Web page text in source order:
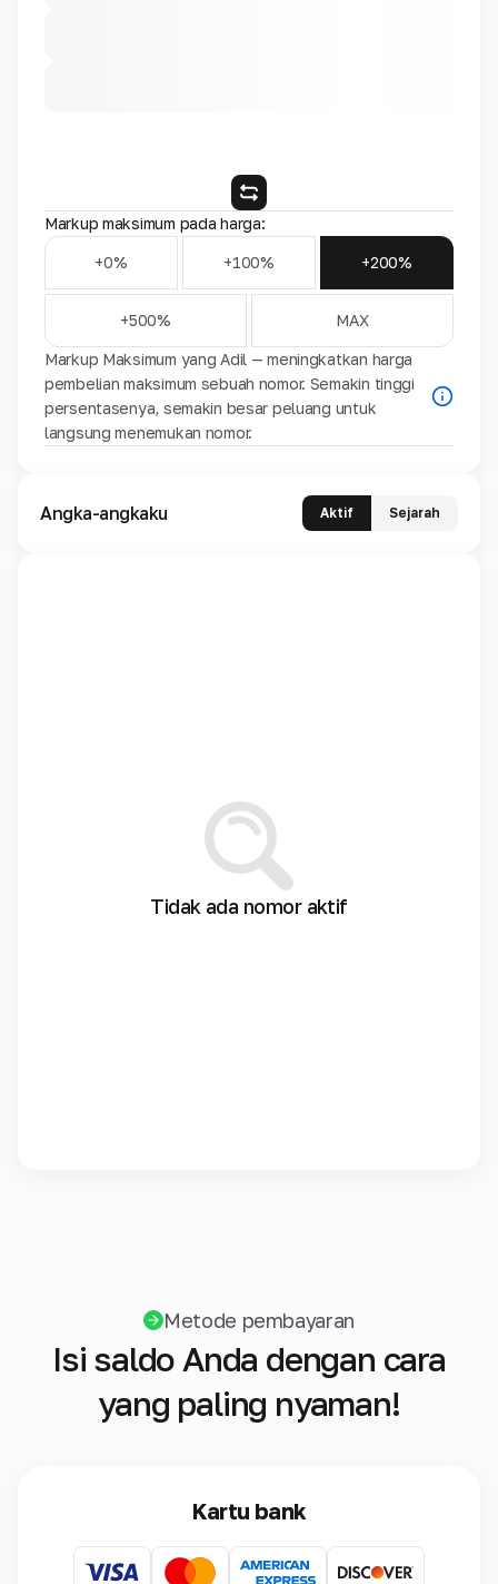
Markup maksimum pada harga:
+0% +100% +200%
+500% MAX
Markup Maksimum yang Adil — meningkatkan harga
pembelian maksimum sebuah nomor. Semakin tinggi
persentasenya, semakin besar peluang untuk
langsung menemukan nomor.
Angka-angkaku Aktif Sejarah
Tidak ada nomor aktif
Metode pembayaran
Isi saldo Anda dengan cara
yang paling nyaman!
Kartu bank